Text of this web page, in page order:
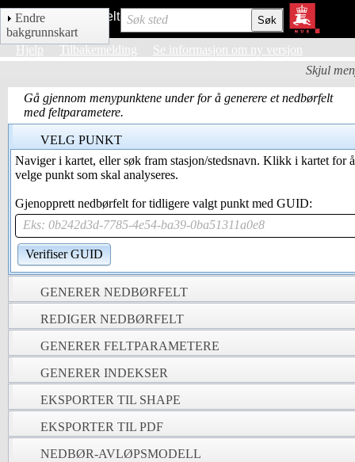
NEVINA Nedbørfelt-Vannføring-INdeks-Analyse
Hjelp Tilbakemelding
Se informasjon om ny versjon
Skjul
Gå gjennom menypunktene under for å generere et nedbørfelt
med feltparametere.
VELG PUNKT
Naviger i kartet, eller søk fram stasjon/stedsnavn. Klikk i kartet for å
velge punkt som skal analyseres.
Gjenopprett nedbørfelt for tidligere valgt punkt med GUID:
Eks: 0b242d3d-7785-4e54-ba39-0ba51311a0e8
Verifiser GUID
GENERER NEDBØRFELT
REDIGER NEDBØRFELT
GENERER FELTPARAMETERE
GENERER INDEKSER
EKSPORTER TIL SHAPE
EKSPORTER TIL PDF
NEDBØR-AVLØPSMODELL
Endre
bakgrunnskart
Søk sted